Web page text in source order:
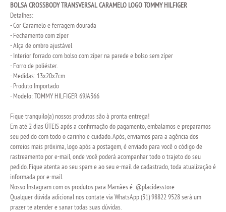
BOLSA CROSSBODY TRANSVERSAL CARAMELO LOGO TOMMY HILFIGER
Detalhes:
- Cor Caramelo e ferragem dourada
- Fechamento com zíper
- Alça de ombro ajustável
- Interior forrado com bolso com zíper na parede e bolso sem zíper
- Forro de poliéster.
- Medidas: 13x20x7cm
- Produto Importado
- Modelo: TOMMY HILFIGER 69JA366
Fique tranquilo(a) nossos produtos são à pronta entrega!
Em até 2 dias ÚTEIS após a confirmação do pagamento, embalamos e preparamos
seu pedido com todo o carinho e cuidado. Após, enviamos para a agência dos
correios mais próxima, logo após a postagem, é enviado para você o código de
rastreamento por e-mail, onde você poderá acompanhar todo o trajeto do seu
pedido. Fique atenta ao seu spam e ao seu e-mail de cadastrado, toda atualização é
informada por e-mail.
Nosso Instagram com os produtos para Mamães é: @placidesstore
Qualquer dúvida adicional nos contate via WhatsApp (31) 98822 9528 será um
prazer te atender e sanar todas suas dúvidas.